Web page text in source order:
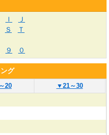
Ｉ
Ｊ
Ｓ
Ｔ
９ ０
グ
20 ▼ 21～30